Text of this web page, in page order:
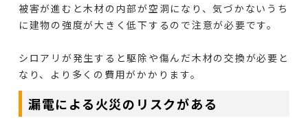
被害が進むと木材の内部が空洞になり、気づかないうち
に建物の強度が大きく低下するので注意が必要です。
シロアリが発生すると駆除や傷んだ木材の交換が必要と
なり、より多くの費用がかかります。
漏電による火災のリスクがある